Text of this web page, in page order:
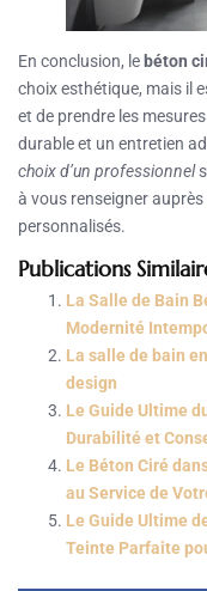
En conclusion, le béton
choix esthétique, mais il
et de prendre les
durable et un entretien
choix d’un professionnel
à vous renseigner
personnalisés.
Publications
La Salle de Bain
Modernité
La salle de bain
design
Le Guide Ultime
Durabilité et
Le Béton Ciré
au Service de
Le Guide Ultime
Teinte Parfaite